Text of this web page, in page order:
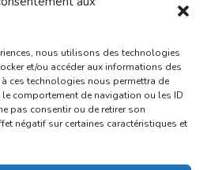
nous utilisons des technologies
et/ou accéder aux informations des
ces technologies nous permettra de
comportement de navigation ou les ID
pas consentir ou de retirer son
négatif sur certaines caractéristiques et